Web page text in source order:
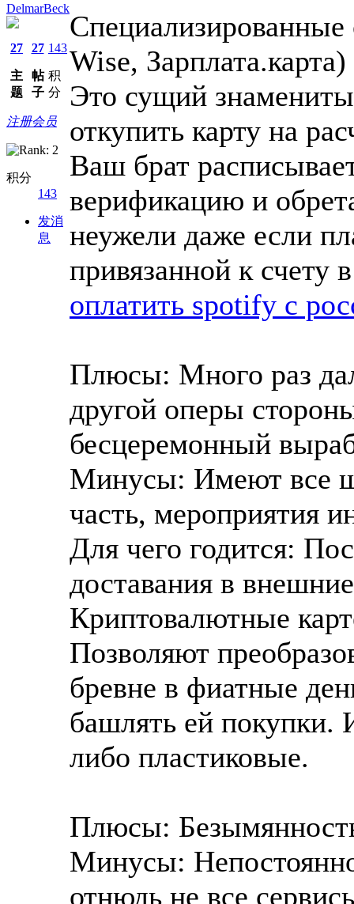
DelmarBeck
27
主
题
27
帖
子
143
积
分
注册会员
积分
143
发消
息
Wise, Зарплата.карта)
Это сущий
откупить карту на
Ваш брат
верификацию и
неужели даже если
привязанной к счету
оплатить spotify с
Плюсы: Много раз
другой оперы
бесцеремонный
Минусы: Имеют все
часть, мероприятия
Для чего годится:
доставания в
Криптовалютные
Позволяют
бревне в фиатные
башлять ей
либо пластиковые.
Плюсы:
Минусы:
отнюдь не все